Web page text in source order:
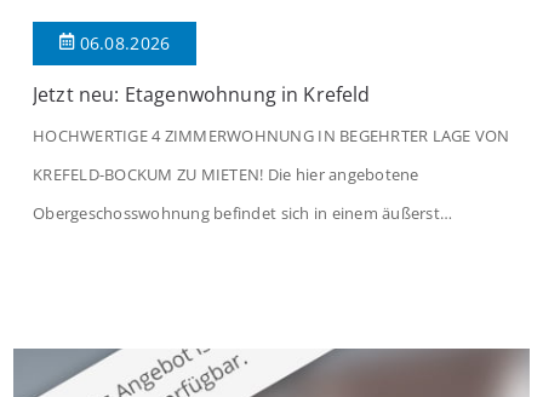
06.08.2026
Jetzt neu: Etagenwohnung in Krefeld
HOCHWERTIGE 4 ZIMMERWOHNUNG IN BEGEHRTER LAGE VON
KREFELD-BOCKUM ZU MIETEN! Die hier angebotene
Obergeschosswohnung befindet sich in einem äußerst
großzügige Räume und eine hochwertige Ausstattung, die